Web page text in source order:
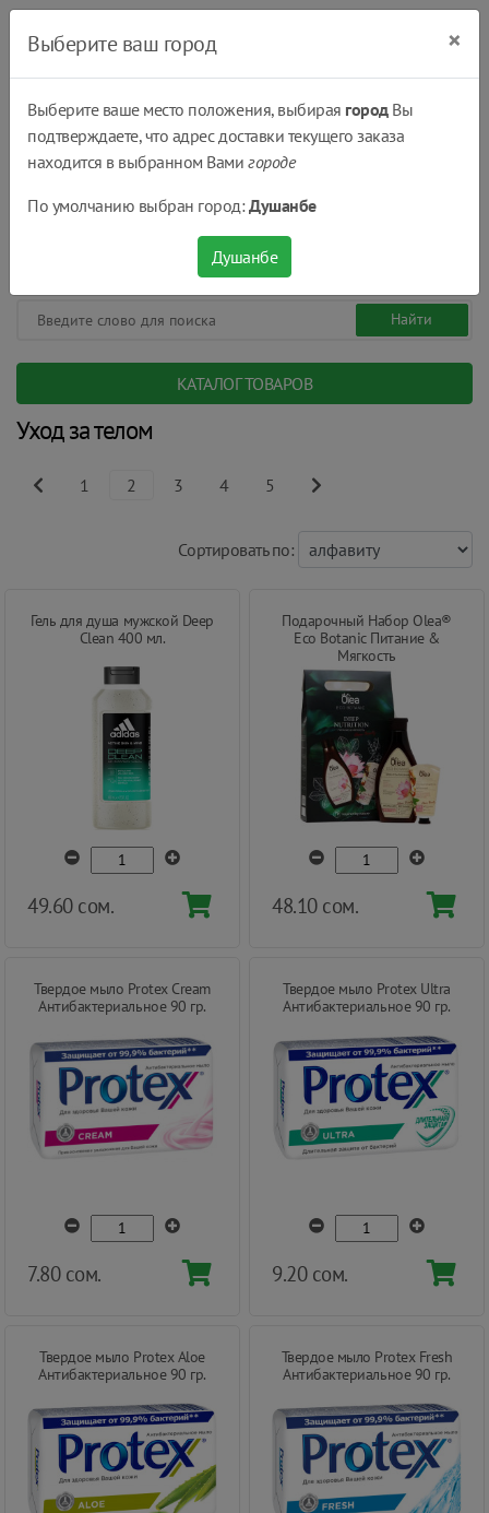
КАТАЛОГ ТОВАРОВ
Уход за телом
1 2 3 4 5
Cортировать по:
Гель для душа мужской Deep
Clean 400 мл.
49.60 сом.
Подарочный Набор Olea®
Eco Botanic Питание &
Мягкость
48.10 сом.
Твердое мыло Protex Cream
Антибактериальное 90 гр.
7.80 сом.
Твердое мыло Protex Ultra
Антибактериальное 90 гр.
9.20 сом.
Твердое мыло Protex Aloe
Антибактериальное 90 гр.
Твердое мыло Protex Fresh
Антибактериальное 90 гр.
Выберите ваш город ×
Выберите ваше место положения, выбирая городВы
подтверждаете, что адрес доставки текущего заказа
находится в выбранном Вамигороде
По умолчанию выбран город:Душанбе
Душанбе